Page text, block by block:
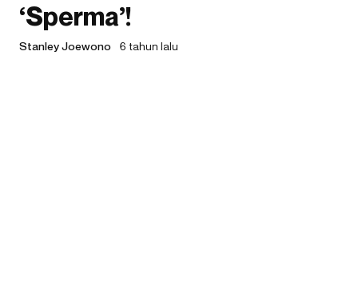
‘Sperma’!
Stanley Joewono 6 tahun lalu